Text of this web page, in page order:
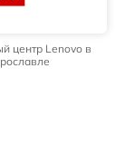
центр Lenovo в